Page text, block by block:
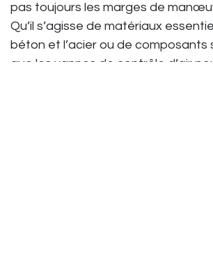
pas toujours les marges de
Qu’il s’agisse de matériaux
béton et l’acier ou de composants
que les vannes de contrôle d’air